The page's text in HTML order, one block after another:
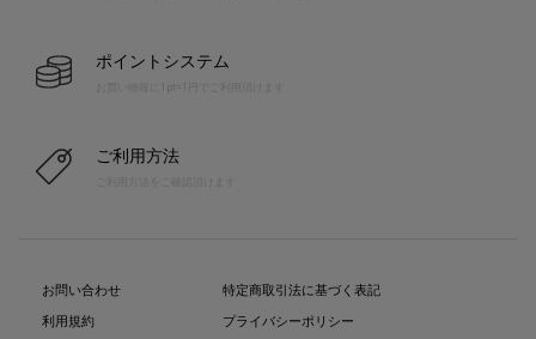
ポイントシステム
お買い物毎に1pt=1円でご利用頂けます
ご利用方法
お問い合わせ
利用規約
特定商取引法に基づく表記
プライバシーポリシー